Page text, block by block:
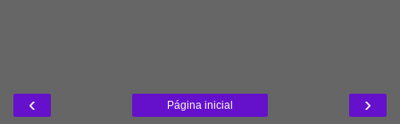
‹ ›
Página inicial